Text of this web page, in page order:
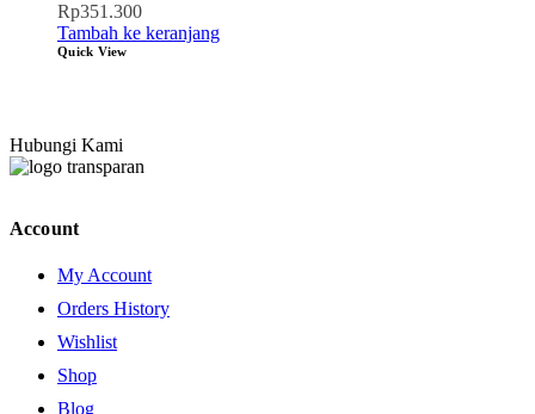
Rp351.300
Tambah ke keranjang
Quick View
Hubungi Kami
Account
My Account
Orders History
Wishlist
Shop
Blog